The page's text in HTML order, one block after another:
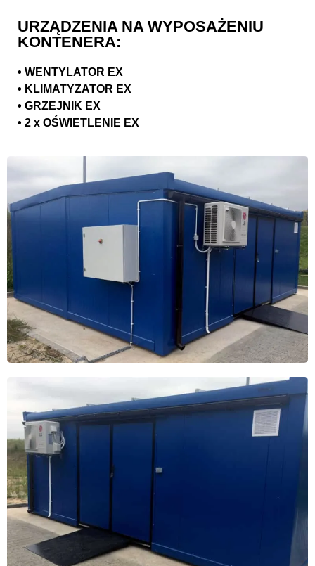
URZĄDZENIA NA WYPOSAŻENIU
KONTENERA:
• WENTYLATOR EX
• KLIMATYZATOR EX
• GRZEJNIK EX
• 2 x OŚWIETLENIE EX